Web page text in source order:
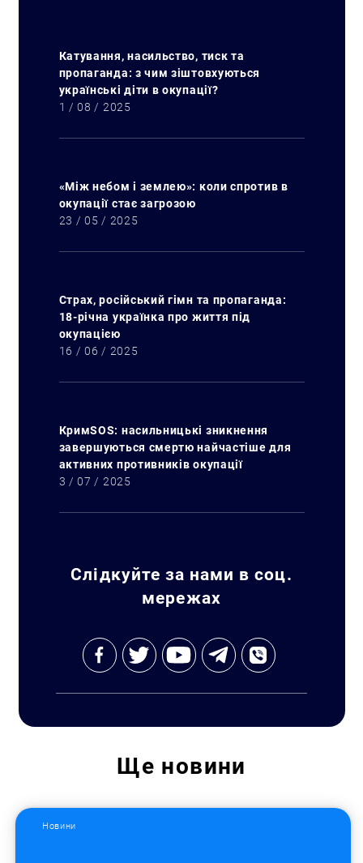
Катування, насильство, тиск та
пропаганда: з чим зіштовхуються
українські діти в окупації?
1 / 08 / 2025
«Між небом і землею»: коли спротив в
окупації стає загрозою
23 / 05 / 2025
Страх, російський гімн та пропаганда:
18-річна українка про життя під
окупацією
16 / 06 / 2025
КримSOS: насильницькі зникнення
завершуються смертю найчастіше для
активних противників окупації
3 / 07 / 2025
Слідкуйте за нами в соц.
мережах
Ще новини
Новини